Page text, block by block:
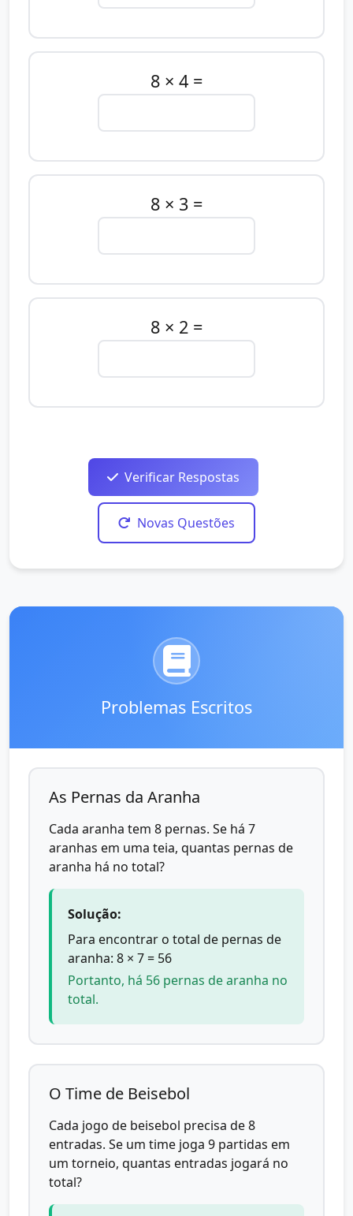
8 × 4 =
8 × 3 =
8 × 2 =
Verificar Respostas
Novas Questões
Problemas Escritos
As Pernas da Aranha
Cada aranha tem 8 pernas. Se há 7
aranhas em uma teia, quantas pernas de
aranha há no total?
Solução:
Para encontrar o total de pernas de
aranha: 8 × 7 = 56
Portanto, há 56 pernas de aranha no
total.
O Time de Beisebol
Cada jogo de beisebol precisa de 8
entradas. Se um time joga 9 partidas em
um torneio, quantas entradas jogará no
total?